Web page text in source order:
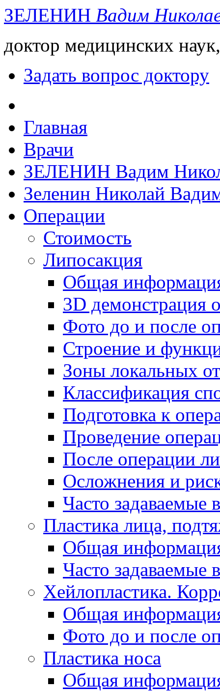
ЗЕЛЕНИН Вадим
доктор медицинских
Задать вопрос доктору
Главная
Врачи
ЗЕЛЕНИН Вадим
Зеленин Николай
Операции
Стоимость
Липосакция
Общая
3D демонстрация
Фото до и после
Строение и
Зоны локальных
Классификация
Подготовка к
Проведение
После операции
Осложнения и
Часто задаваемые
Пластика лица,
Общая
Часто задаваемые
Хейлопластика.
Общая
Фото до и после
Пластика носа
Общая